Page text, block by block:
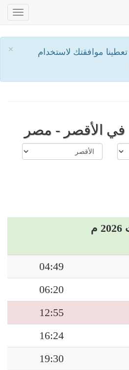
×
موافقتك لاستخدام
في الأقصر - مصر
04:49
06:20
12:55
16:24
19:30